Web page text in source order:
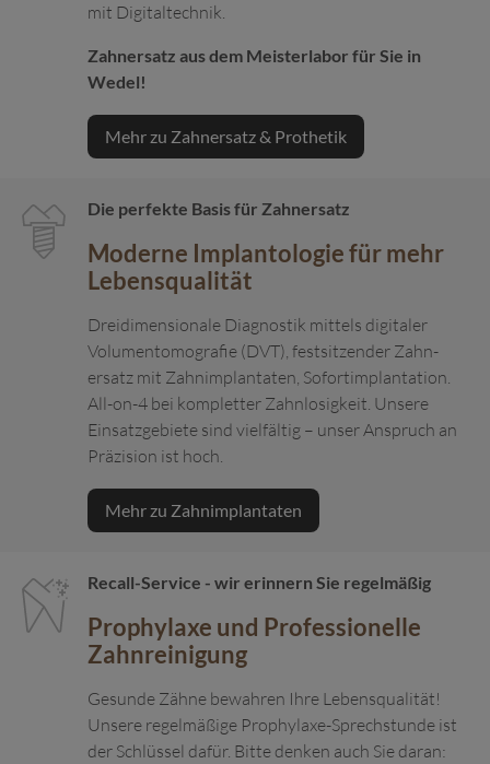
mit Digital­technik.
Zahnersatz aus dem Meister­labor für Sie in
Wedel!
Mehr zu Zahnersatz & Prothetik
Die perfekte Basis für Zahnersatz
Moderne Implantologie für mehr
Lebens­qualität
Drei­dimensionale Diagnostik mittels digitaler
Volumen­tomo­grafie (DVT), fest­sitzender Zahn­
ersatz mit Zahn­implantaten, Sofort­implantation.
All-on-4 bei kompletter Zahn­losig­keit. Unsere
Einsatz­gebiete sind viel­fältig – unser Anspruch an
Präzision ist hoch.
Mehr zu Zahnimplantaten
Recall-Service - wir erinnern Sie regelmäßig
Prophylaxe und Professionelle
Zahn­reinigung
Gesunde Zähne bewahren Ihre Lebens­qualität!
Unsere regelmäßige Prophylaxe-Sprech­stunde ist
der Schlüssel dafür. Bitte denken auch Sie daran: